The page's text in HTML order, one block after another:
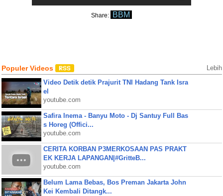
Share: BBM
Populer Videos Lebih
Video Detik detik Prajurit TNI Hadang Tank Isra
el
youtube.com
Safira Inema - Banyu Moto - Dj Santuy Full Bas
s Horeg (Offici...
youtube.com
CERITA KORBAN P3MERKOSAAN PAS PRAKT
EK KERJA LAPANGAN|#GritteB...
youtube.com
Belum Lama Bebas, Bos Preman Jakarta John
Kei Kembali Ditangk...